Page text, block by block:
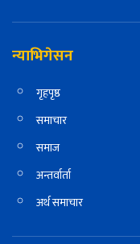
न्याभिगेसन
गृहपृष्ठ
समाचार
समाज
अन्तर्वार्ता
अर्थ समाचार